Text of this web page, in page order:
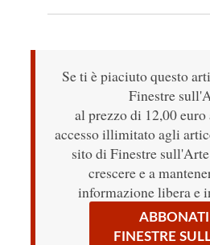
Se ti è piaciuto questo
Finestre
al prezzo di 12,00
accesso illimitato agli
sito di Finestre
crescere e a
informazione libera e
FINESTRE